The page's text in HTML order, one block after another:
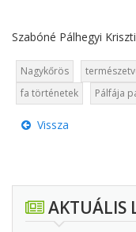
Szabóné Pálhegyi
Nagykőrös
fa történetek
Pálfája
Vissza
AKTUÁLIS